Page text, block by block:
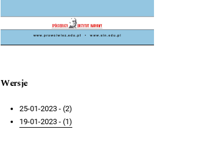
Wersje
25-01-2023 - (2)
19-01-2023 - (1)